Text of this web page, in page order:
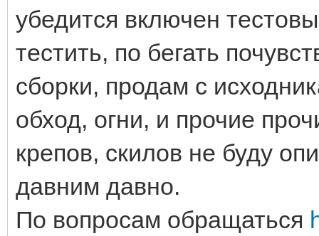
убедится включен
тестить, по бегать
сборки, продам с
обход, огни, и прочие
крепов, скилов не буду
давним давно.
По вопросам обращаться